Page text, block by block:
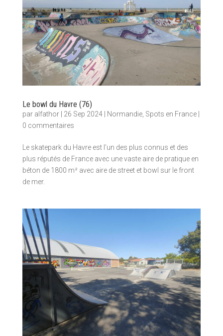
Le bowl du Havre (76)
par alfathor| 26 Sep 2024| Normandie, Spots en France|
0 commentaires
Le skatepark du Havre est l’un des plus connus et des
plus réputés de France avec une vaste aire de pratique en
béton de 1800 m² avec aire de street et bowl sur le front
de mer.